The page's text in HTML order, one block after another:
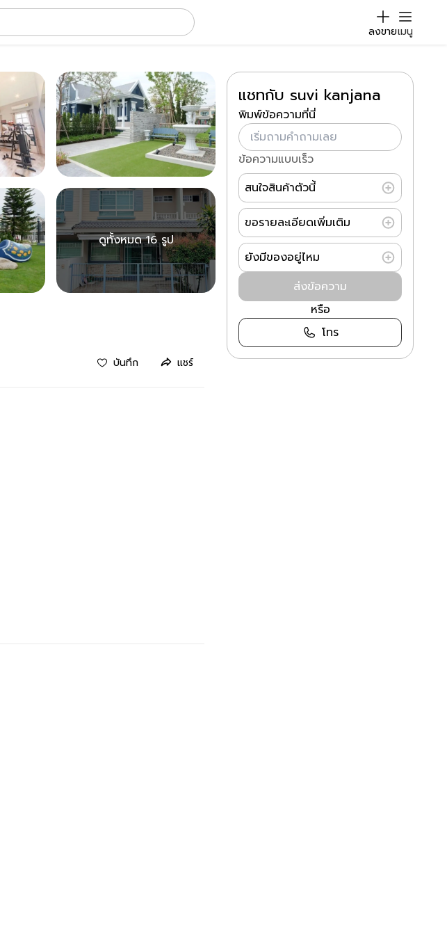
ลงขายเมนู
ดูทั้งหมด 16 รูป
บันทึก แชร์
แชทกับ suvi kanjana
พิมพ์ข้อความที่นี่
ข้อความแบบเร็ว
สนใจสินค้าตัวนี้
ขอรายละเอียดเพิ่มเติม
ยังมีของอยู่ไหม
ส่งข้อความ
หรือ
โทร